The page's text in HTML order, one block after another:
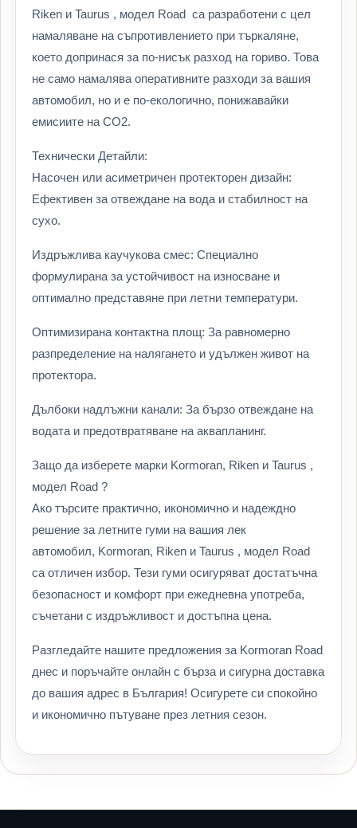
Riken и Taurus , модел Road са разработени с цел
намаляване на съпротивлението при търкаляне,
което допринася за по-нисък разход на гориво. Това
не само намалява оперативните разходи за вашия
автомобил, но и е по-екологично, понижавайки
емисиите на CO2.
Технически Детайли:
Насочен или асиметричен протекторен дизайн:
Ефективен за отвеждане на вода и стабилност на
сухо.
Издръжлива каучукова смес: Специално
формулирана за устойчивост на износване и
оптимално представяне при летни температури.
Оптимизирана контактна площ: За равномерно
разпределение на налягането и удължен живот на
протектора.
Дълбоки надлъжни канали: За бързо отвеждане на
водата и предотвратяване на аквапланинг.
Защо да изберете марки Kormoran, Riken и Taurus ,
модел Road ?
Ако търсите практично, икономично и надеждно
решение за летните гуми на вашия лек
автомобил, Kormoran, Riken и Taurus , модел Road
са отличен избор. Тези гуми осигуряват достатъчна
безопасност и комфорт при ежедневна употреба,
съчетани с издръжливост и достъпна цена.
Разгледайте нашите предложения за Kormoran Road
днес и поръчайте онлайн с бърза и сигурна доставка
до вашия адрес в България! Осигурете си спокойно
и икономично пътуване през летния сезон.